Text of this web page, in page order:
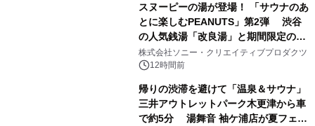
スヌーピーの湯が登場！ 「サウナのあ
とに楽しむPEANUTS」第2弾 渋谷
の人気銭湯「改良湯」と期間限定のコ
ラボレーション サウナイキタイコラ
ボグッズも発売決定！
株式会社ソニー・クリエイティブプロダクツ
12時間前
帰りの渋滞を避けて「温泉＆サウナ」
三井アウトレットパーク木更津から車
で約5分 湯舞音 袖ケ浦店が夏フェア